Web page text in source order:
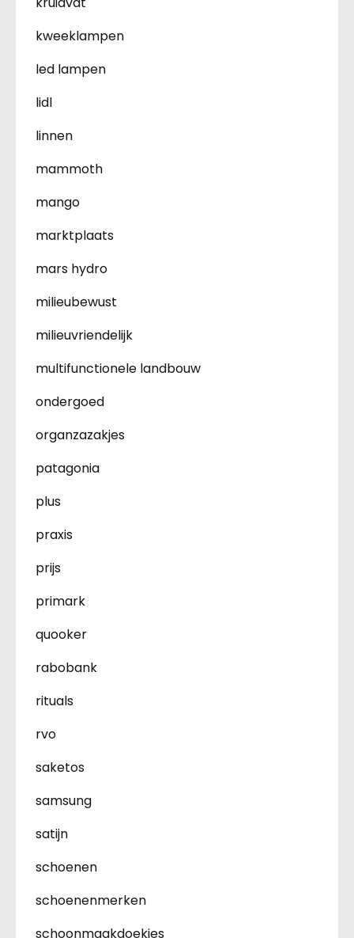
kweeklampen
led lampen
lidl
linnen
mammoth
mango
marktplaats
mars hydro
milieubewust
milieuvriendelijk
multifunctionele landbouw
ondergoed
organzazakjes
patagonia
plus
praxis
prijs
primark
quooker
rabobank
rituals
rvo
saketos
samsung
satijn
schoenen
schoenenmerken
schoonmaakdoekjes